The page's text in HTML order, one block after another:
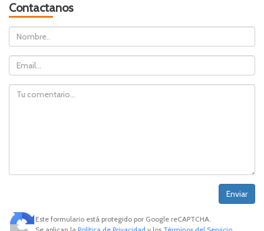
Contactanos
Nombre
Email
Comentario
Este formulario está protegido por Google reCAPTCHA.